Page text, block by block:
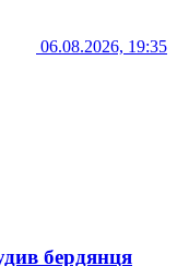
06.08.2026, 19:35
бердянця